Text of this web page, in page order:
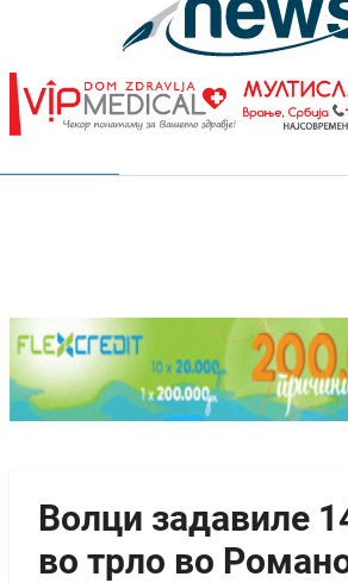
Волци задавиле
во трло во